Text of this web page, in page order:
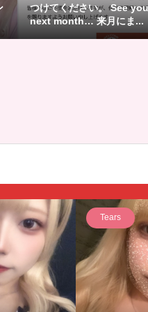
つけてください。 See
next month… 来月にま...
Tears